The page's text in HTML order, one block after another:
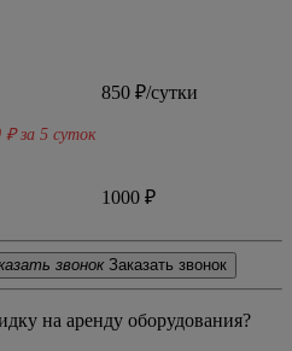
₽ за 5 суток
850 ₽/сутки
1000 ₽
Заказать звонок
на аренду оборудования?